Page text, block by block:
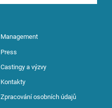
Management
Press
Castingy a výzvy
Kontakty
Zpracování osobních údajů